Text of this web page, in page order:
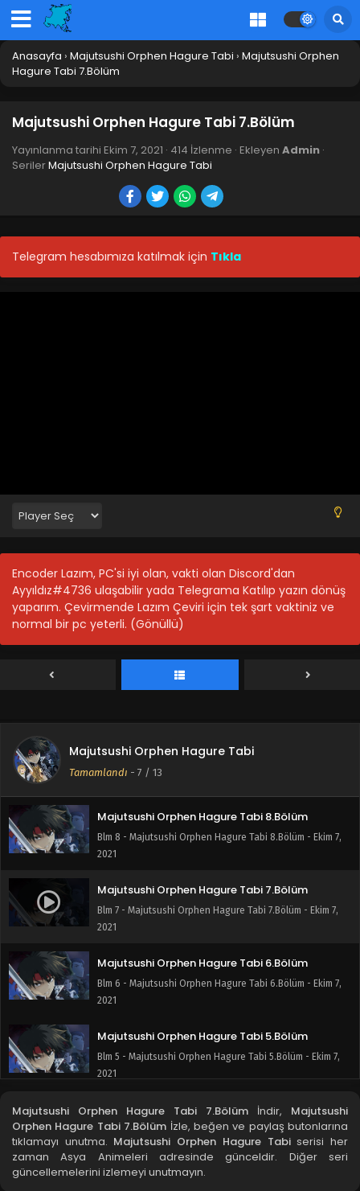
Anasayfa › Majutsushi Orphen Hagure Tabi › Majutsushi Orphen
Hagure Tabi 7.Bölüm
Majutsushi Orphen Hagure Tabi 7.Bölüm
Yayınlanma tarihi Ekim 7, 2021 · 414 İzlenme · Ekleyen Admin ·
SerilerMajutsushi Orphen Hagure Tabi
Telegram hesabımıza katılmak için Tıkla
Encoder Lazım, PC'si iyi olan, vakti olan Discord'dan
Ayyıldız#4736 ulaşabilir yada Telegrama Katılıp yazın dönüş
yaparım. Çevirmende Lazım Çeviri için tek şart vaktiniz ve
normal bir pc yeterli. (Gönüllü)
Majutsushi Orphen Hagure Tabi
Tamamlandı - 7 / 13
Majutsushi Orphen Hagure Tabi 11.Bölüm
Blm 11 - Majutsushi Orphen Hagure Tabi 11.Bölüm - Ekim 7,
Majutsushi Orphen Hagure Tabi 10.Bölüm
Blm 10 - Majutsushi Orphen Hagure Tabi 10.Bölüm - Ekim 7,
Majutsushi Orphen Hagure Tabi 9.Bölüm
Majutsushi Orphen Hagure Tabi 8.Bölüm
Blm 8 - Majutsushi Orphen Hagure Tabi 8.Bölüm - Ekim 7,
2021
Majutsushi Orphen Hagure Tabi 7.Bölüm
Blm 7 - Majutsushi Orphen Hagure Tabi 7.Bölüm - Ekim 7,
2021
Majutsushi Orphen Hagure Tabi 6.Bölüm
Blm 6 - Majutsushi Orphen Hagure Tabi 6.Bölüm - Ekim 7,
2021
Majutsushi Orphen Hagure Tabi 5.Bölüm
Blm 5 - Majutsushi Orphen Hagure Tabi 5.Bölüm - Ekim 7,
2021
Majutsushi Orphen Hagure Tabi 4.Bölüm
Blm 4 - Majutsushi Orphen Hagure Tabi 4.Bölüm - Ekim 7,
2021
Majutsushi Orphen Hagure Tabi 3.Bölüm
Majutsushi Orphen Hagure Tabi 7.Bölüm İndir, Majutsushi
Orphen Hagure Tabi 7.Bölüm İzle, beğen ve paylaş butonlarına
tıklamayı unutma. Majutsushi Orphen Hagure Tabiserisi her
zaman Asya Animeleri adresinde günceldir. Diğer seri
güncellemelerini izlemeyi unutmayın.